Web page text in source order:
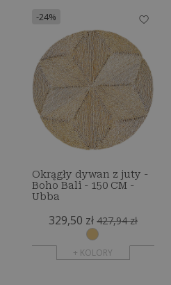
-24%
Okrągły dywan z juty -
Boho Bali - 150 CM -
Ubba
329,50 zł 427,94 zł
+ KOLORY